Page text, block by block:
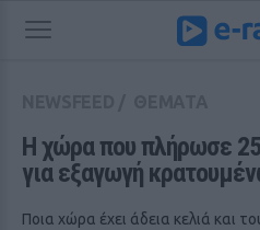
Η χώρα που πλήρωσε
για εξαγωγή
Ποια χώρα έχει άδεια κελιά και